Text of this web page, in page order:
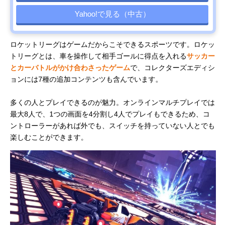
Yahoo!で見る（中古）
ロケットリーグはゲームだからこそできるスポーツです。ロケッ
トリーグとは、車を操作して相手ゴールに得点を入れるサッカー
とカーバトルがかけ合わさったゲームで、コレクターズエディシ
ョンには7種の追加コンテンツも含んでいます。
多くの人とプレイできるのが魅力。オンラインマルチプレイでは
最大8人で、1つの画面を4分割し4人でプレイもできるため、コ
ントローラーがあれば外でも、スイッチを持っていない人とでも
楽しむことができます。